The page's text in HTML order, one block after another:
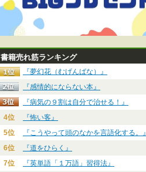
書籍売れ筋ランキング
『夢幻花（むげんばな）』
『感情的にならない本』
『病気の９割は自分で治せる！』
4位
『怖い客』
5位
『こうやって頭のなかを言語化する。』
6位
『道をひらく』
7位
『英単語「１万語」習得法』